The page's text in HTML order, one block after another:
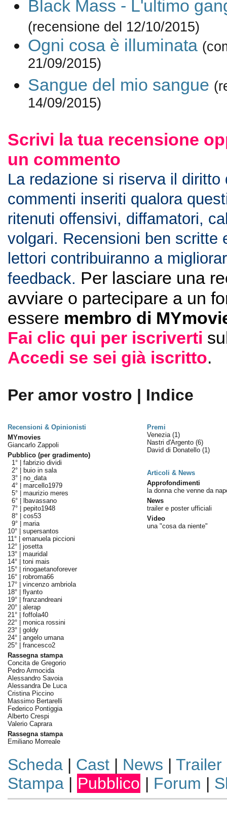
Black Mass - L'ultimo
(recensione del 12/10/2015)
Ogni cosa è illuminata
21/09/2015)
Sangue del mio sangue
14/09/2015)
Scrivi la tua recensione
un commento
La redazione si riserva il diritto
commenti inseriti qualora
ritenuti offensivi, diffamatori,
volgari. Recensioni ben scritte
lettori contribuiranno a
feedback. Per lasciare una
avviare o partecipare a un
essere membro di
Fai clic qui per iscriverti
Accedi se sei già iscritto.
Per amor vostro | Indice
Recensioni & Opinionisti
Premi
MYmovies
Giancarlo Zappoli
Pubblico (per gradimento)
1° | fabrizio dividi
2° |
buio in sala
3° | no_data
4° | marcello1979
5° | maurizio meres
6° |
lbavassano
7° | pepito1948
8° | cos53
9° | maria
10° | supersantos
11° | emanuela piccioni
12° | josetta
13° | mauridal
14° | toni mais
15° | rinogaetanoforever
16° | robroma66
17° | vincenzo ambriola
18° | flyanto
19° | franzandreani
20° | alerap
21° | foffola40
22° | monica rossini
23° | goldy
24° | angelo umana
25° | francesco2
Rassegna stampa
Concita de Gregorio
Pedro Armocida
Alessandro Savoia
Alessandra De Luca
Cristina Piccino
Massimo Bertarelli
Federico Pontiggia
Alberto Crespi
Valerio Caprara
Rassegna stampa
Emiliano Morreale
Venezia (1)
Nastri d'Argento (6)
David di Donatello (1)
Articoli & News
Approfondimenti
la donna che venne da
News
trailer e poster ufficiali
Video
una "cosa da niente"
Scheda| Cast| News | Trailer
Stampa| Pubblico | Forum |